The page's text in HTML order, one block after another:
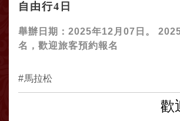
自由行4日
舉辦日期：2025年12月07日。
名，歡迎旅客預約報名
馬拉松
歡